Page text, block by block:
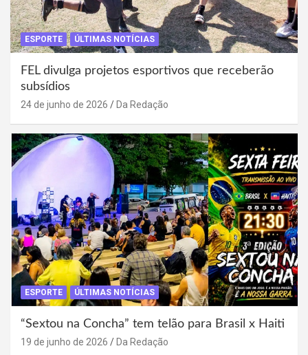
ESPORTE ÚLTIMAS NOTÍCIAS
FEL divulga projetos esportivos que receberão
subsídios
24 de junho de 2026 Da Redação
ESPORTE ÚLTIMAS NOTÍCIAS
“Sextou na Concha” tem telão para Brasil x Haiti
19 de junho de 2026 Da Redação